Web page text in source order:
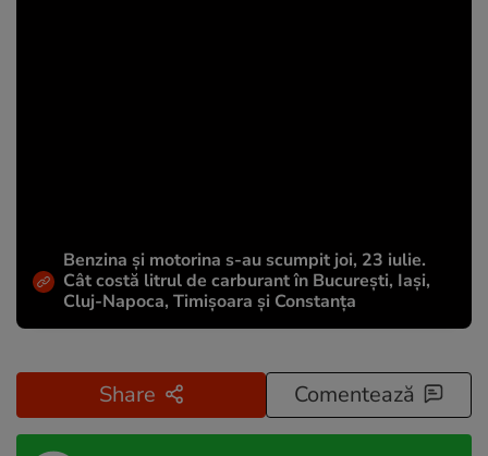
Benzina și motorina s-au scumpit joi, 23 iulie.
Cât costă litrul de carburant în București, Iași,
Cluj-Napoca, Timișoara și Constanța
Share Comentează